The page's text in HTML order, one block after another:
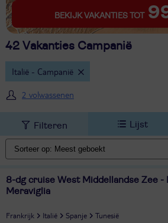
BEKIJK VAKANTIES TOT
42 Vakanties Campanië
Italië - Campanië
2 volwassenen
Filteren Lijst
8-dg cruise West Middellandse Zee -
Meraviglia
Frankrijk Italië Spanje Tunesië